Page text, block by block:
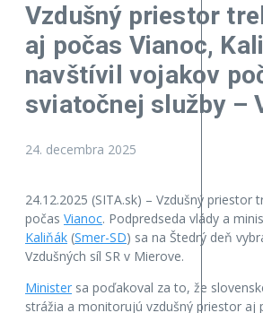
Vzdušný priestor
aj počas Vianoc,
navštívil vojakov
sviatočnej služby –
24. decembra 2025
24.12.2025 (SITA.sk) – Vzdušný priestor
počas Vianoc. Podpredseda vlády a
Kaliňák (Smer-SD) sa na Štedrý deň
Vzdušných síl SR v Mierove.
Minister sa poďakoval za to, že
strážia a monitorujú vzdušný priestor aj